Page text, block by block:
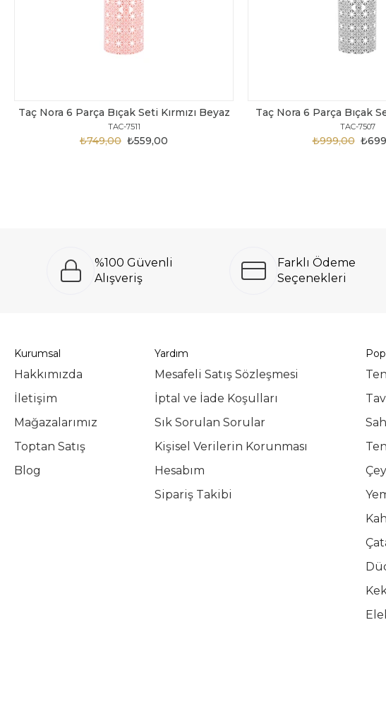
Taç Nora 6 Parça Bıçak Seti Kırmızı Beyaz
TAC-7511
₺559,00
₺749,00
Taç Nora 6 Parça Bıçak
TAC-7507
₺999,00
%100 Güvenli
Alışveriş
Farklı Ödeme
Seçenekleri
Kurumsal
Hakkımızda
İletişim
Mağazalarımız
Toptan Satış
Blog
Yardım
Mesafeli Satış Sözleşmesi
İptal ve İade Koşulları
Sık Sorulan Sorular
Kişisel Verilerin Korunması
Hesabım
Sipariş Takibi